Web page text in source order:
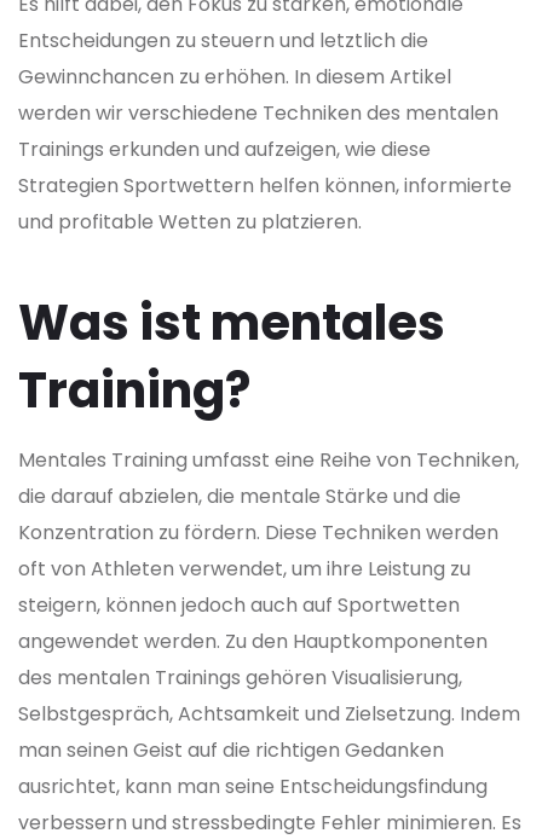
Entscheidungen zu steuern und letztlich die
Gewinnchancen zu erhöhen. In diesem Artikel
werden wir verschiedene Techniken des mentalen
Trainings erkunden und aufzeigen, wie diese
Strategien Sportwettern helfen können, informierte
und profitable Wetten zu platzieren.
Was ist mentales
Training?
Mentales Training umfasst eine Reihe von Techniken,
die darauf abzielen, die mentale Stärke und die
Konzentration zu fördern. Diese Techniken werden
oft von Athleten verwendet, um ihre Leistung zu
steigern, können jedoch auch auf Sportwetten
angewendet werden. Zu den Hauptkomponenten
des mentalen Trainings gehören Visualisierung,
Selbstgespräch, Achtsamkeit und Zielsetzung. Indem
man seinen Geist auf die richtigen Gedanken
ausrichtet, kann man seine Entscheidungsfindung
verbessern und stressbedingte Fehler minimieren. Es